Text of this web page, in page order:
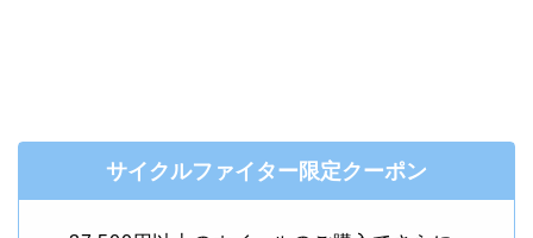
サイクルファイター限定クーポン